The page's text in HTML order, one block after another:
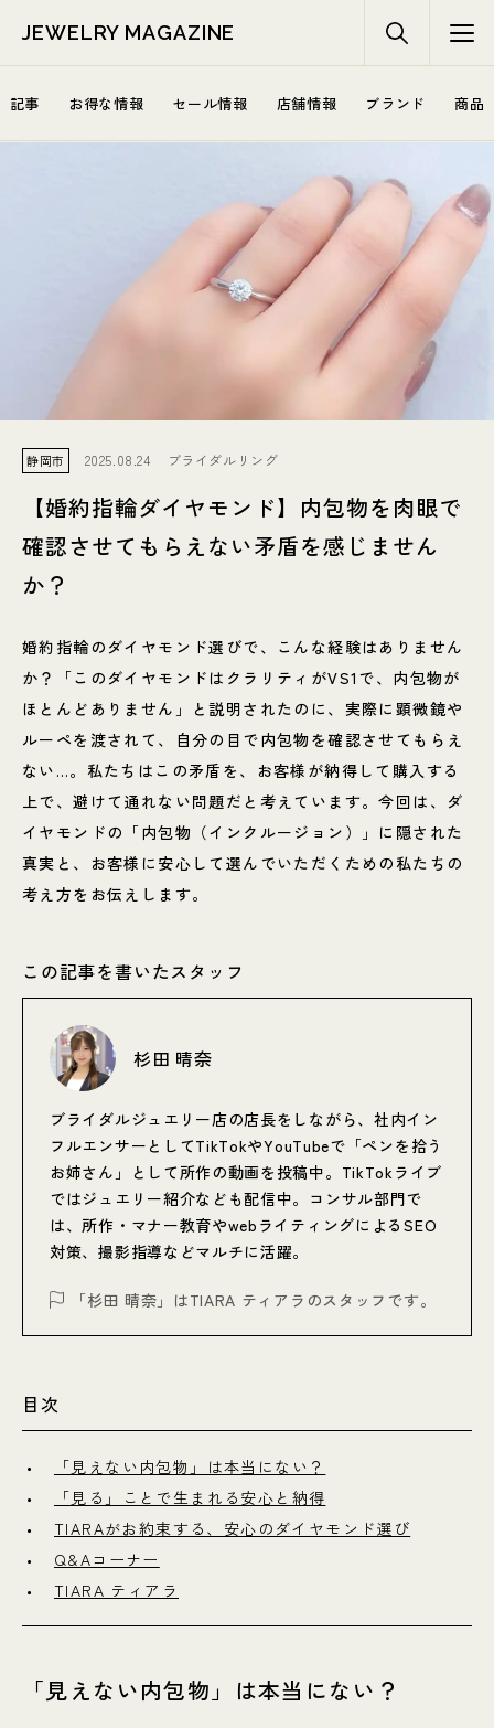
JEWELRY MAGAZINE
記事 お得な情報 セール情報 店舗情報 ブランド 商品
静岡市 2025.08.24 ブライダルリング
【婚約指輪ダイヤモンド】内包物を肉眼で
確認させてもらえない矛盾を感じません
か？
婚約指輪のダイヤモンド選びで、こんな経験はありません
か？「このダイヤモンドはクラリティがVS1で、内包物が
ほとんどありません」と説明されたのに、実際に顕微鏡や
ルーペを渡されて、自分の目で内包物を確認させてもらえ
ない…。私たちはこの矛盾を、お客様が納得して購入する
上で、避けて通れない問題だと考えています。今回は、ダ
イヤモンドの「内包物（インクルージョン）」に隠された
真実と、お客様に安心して選んでいただくための私たちの
考え方をお伝えします。
この記事を書いたスタッフ
杉田 晴奈
ブライダルジュエリー店の店長をしながら、社内イン
フルエンサーとしてTikTokやYouTubeで「ペンを拾う
お姉さん」として所作の動画を投稿中。TikTokライブ
ではジュエリー紹介なども配信中。コンサル部門で
は、所作・マナー教育やwebライティングによるSEO
対策、撮影指導などマルチに活躍。
「杉田 晴奈」はTIARA ティアラのスタッフです。
目次
「見えない内包物」は本当にない？
「見る」ことで生まれる安心と納得
TIARAがお約束する、安心のダイヤモンド選び
Q&Aコーナー
TIARA ティアラ
「見えない内包物」は本当にない？